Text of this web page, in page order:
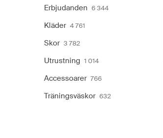
Erbjudanden 6 344
Kläder 4 761
Skor 3 782
Utrustning 1 014
Accessoarer 766
Träningsväskor 632